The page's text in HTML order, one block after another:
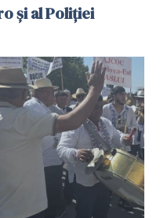
și al Poliției